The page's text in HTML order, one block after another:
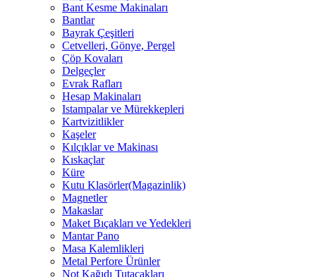
Bant Kesme Makinaları
Bantlar
Bayrak Çeşitleri
Cetvelleri, Gönye, Pergel
Çöp Kovaları
Delgeçler
Evrak Rafları
Hesap Makinaları
Istampalar ve Mürekkepleri
Kartvizitlikler
Kaşeler
Kılçıklar ve Makinası
Kıskaçlar
Küre
Kutu Klasörler(Magazinlik)
Magnetler
Makaslar
Maket Bıçakları ve Yedekleri
Mantar Pano
Masa Kalemlikleri
Metal Perfore Ürünler
Not Kağıdı Tutacakları